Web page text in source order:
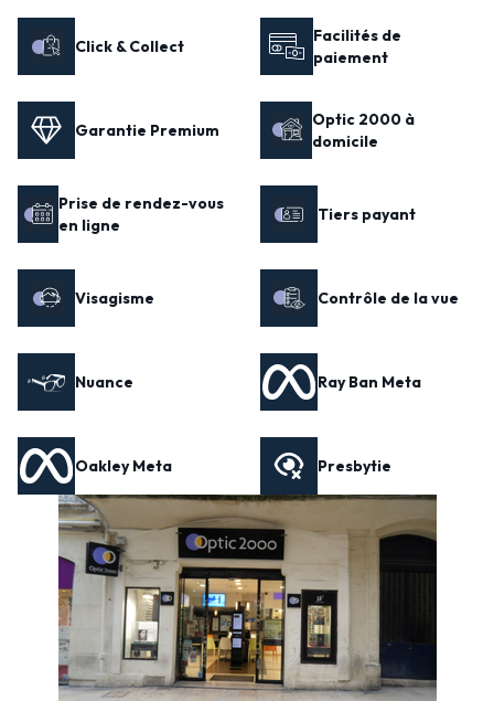
Click & Collect
Facilités de
paiement
Garantie Premium
Optic 2000 à
domicile
Prise de rendez-vous
en ligne
Tiers payant
Visagisme Contrôle de la vue
Nuance Ray Ban Meta
Oakley Meta Presbytie